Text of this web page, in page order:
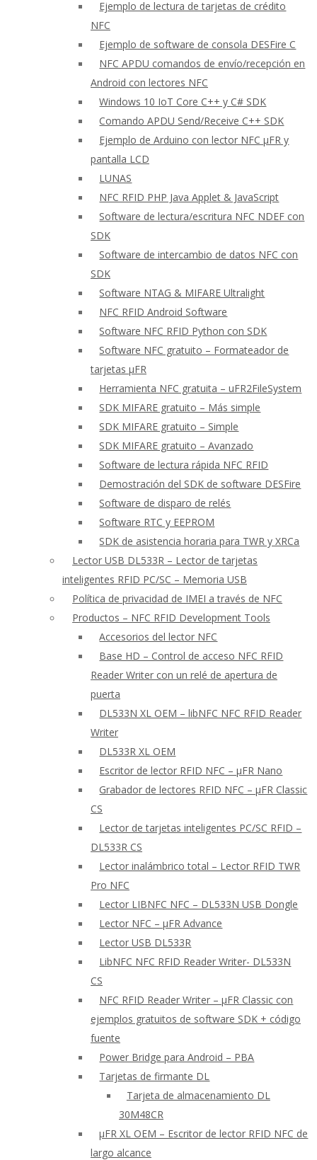
Ejemplo de lectura de tarjetas de crédito
NFC
Ejemplo de software de consola DESFire C
NFC APDU comandos de envío/recepción en
Android con lectores NFC
Windows 10 IoT Core C++ y C# SDK
Comando APDU Send/Receive C++ SDK
Ejemplo de Arduino con lector NFC μFR y
pantalla LCD
LUNAS
NFC RFID PHP Java Applet & JavaScript
Software de lectura/escritura NFC NDEF con
SDK
Software de intercambio de datos NFC con
SDK
Software NTAG & MIFARE Ultralight
NFC RFID Android Software
Software NFC RFID Python con SDK
Software NFC gratuito – Formateador de
tarjetas μFR
Herramienta NFC gratuita – uFR2FileSystem
SDK MIFARE gratuito – Más simple
SDK MIFARE gratuito – Simple
SDK MIFARE gratuito – Avanzado
Software de lectura rápida NFC RFID
Demostración del SDK de software DESFire
Software de disparo de relés
Software RTC y EEPROM
SDK de asistencia horaria para TWR y XRCa
Lector USB DL533R – Lector de tarjetas
inteligentes RFID PC/SC – Memoria USB
Política de privacidad de IMEI a través de NFC
Productos – NFC RFID Development Tools
Accesorios del lector NFC
Base HD – Control de acceso NFC RFID
Reader Writer con un relé de apertura de
puerta
DL533N XL OEM – libNFC NFC RFID Reader
Writer
DL533R XL OEM
Escritor de lector RFID NFC – μFR Nano
Grabador de lectores RFID NFC – μFR Classic
CS
Lector de tarjetas inteligentes PC/SC RFID –
DL533R CS
Lector inalámbrico total – Lector RFID TWR
Pro NFC
Lector LIBNFC NFC – DL533N USB Dongle
Lector NFC – μFR Advance
Lector USB DL533R
LibNFC NFC RFID Reader Writer- DL533N
CS
NFC RFID Reader Writer – μFR Classic con
ejemplos gratuitos de software SDK + código
fuente
Power Bridge para Android – PBA
Tarjetas de firmante DL
Tarjeta de almacenamiento DL
30M48CR
μFR XL OEM – Escritor de lector RFID NFC de
largo alcance